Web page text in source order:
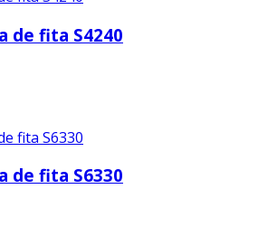
de serra fita
permite sua
gama de setores.
: utilizada para
e aglomerados em
de fita S4240
de fita S6330